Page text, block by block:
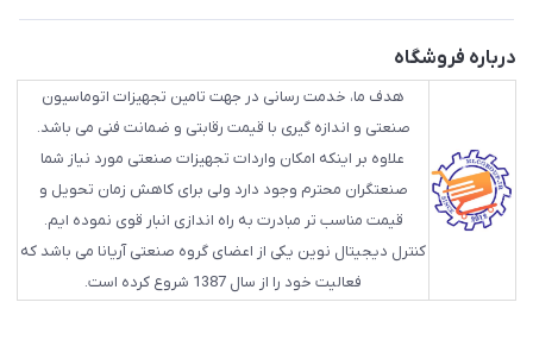
درباره فروشگاه
هدف ما، خدمت رسانی در جهت تامین تجهیزات اتوماسیون
صنعتی و اندازه گیری با قیمت رقابتی و ضمانت فنی می باشد.
علاوه بر اینکه امکان واردات تجهیزات صنعتی مورد نیاز شما
صنعتگران محترم وجود دارد ولی برای کاهش زمان تحویل و
قیمت مناسب تر مبادرت به راه اندازی انبار قوی نموده ایم.
کنترل دیجیتال نوین یکی از اعضای گروه صنعتی آریانا می باشد که
فعالیت خود را از سال 1387 شروع کرده است.